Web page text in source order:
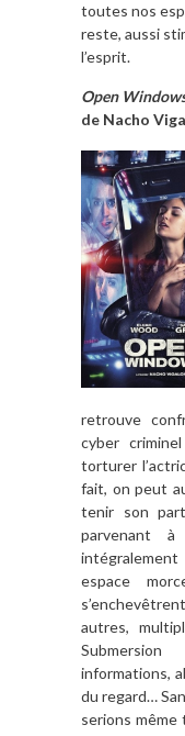
toutes nos
reste, aussi
l’esprit.
Open
de Nacho
retrouve
cyber
torturer
fait, on peut
tenir son
parvenant
espace
autres,
informations,
du regard…
serions